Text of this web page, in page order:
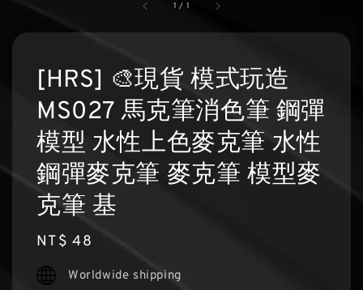
1 / 1
[HRS] 🎨現貨 模式玩造
MS027 馬克筆消色筆 鋼彈
模型 水性上色麥克筆 水性
鋼彈麥克筆 麥克筆 模型麥
克筆 基
Regular
price
NT$ 48
Worldwide shipping